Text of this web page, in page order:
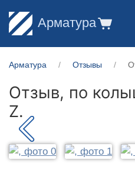
Арматура
Арматура Отзывы
Отзыв, по
Z.